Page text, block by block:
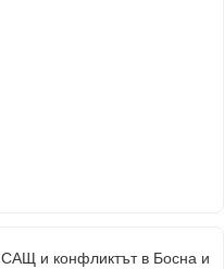
САЩ и конфликтът в Босна и